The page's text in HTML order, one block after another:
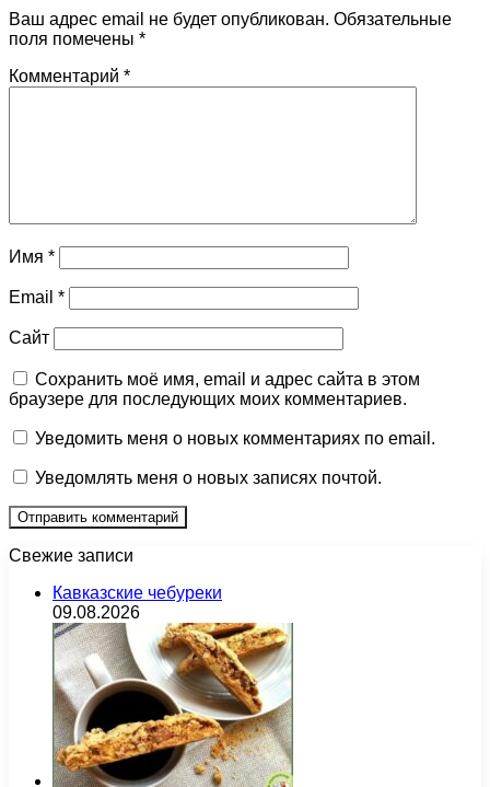
Ваш адрес email не будет опубликован. Обязательные
поля помечены *
Комментарий *
Имя *
Email *
Сайт
Сохранить моё имя, email и адрес сайта в этом
браузере для последующих моих комментариев.
Уведомить меня о новых комментариях по email.
Уведомлять меня о новых записях почтой.
Свежие записи
Кавказские чебуреки
09.08.2026